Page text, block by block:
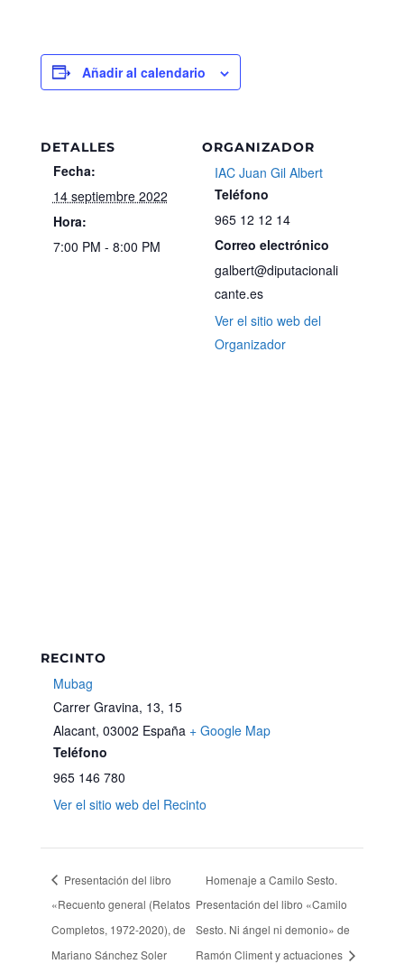
Añadir al calendario
DETALLES
Fecha:
14 septiembre 2022
Hora:
7:00 PM - 8:00 PM
ORGANIZADOR
IAC Juan Gil Albert
Teléfono
965 12 12 14
Correo electrónico
galbert@diputacionali
cante.es
Ver el sitio web del
Organizador
RECINTO
Mubag
Carrer Gravina, 13, 15
Alacant, 03002 España + Google Map
Teléfono
965 146 780
Ver el sitio web del Recinto
Presentación del libro
«Recuento general (Relatos
Completos, 1972-2020), de
Mariano Sánchez Soler
Homenaje a Camilo Sesto.
Presentación del libro «Camilo
Sesto. Ni ángel ni demonio» de
Ramón Climent y actuaciones